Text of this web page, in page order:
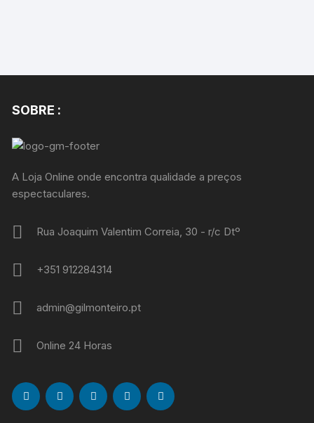
SOBRE :
A Loja Online onde encontra qualidade a preços
espectaculares.
Rua Joaquim Valentim Correia, 30 - r/c Dtº
+351 912284314
admin@gilmonteiro.pt
Online 24 Horas